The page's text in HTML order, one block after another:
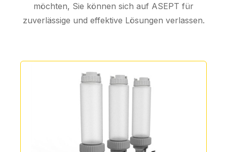
möchten, Sie können sich auf ASEPT für
zuverlässige und effektive Lösungen verlassen.